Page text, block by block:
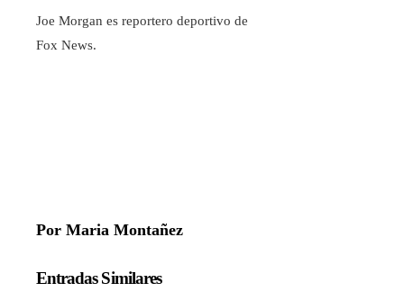
Joe Morgan es reportero deportivo de
Fox News.
Por Maria Montañez
Entradas Similares